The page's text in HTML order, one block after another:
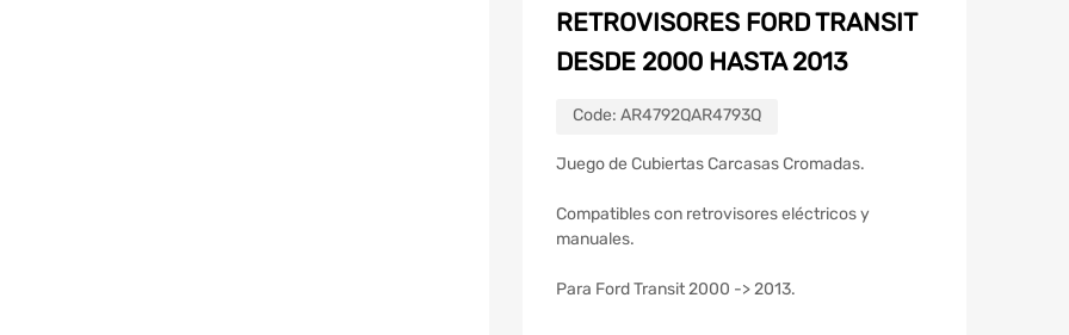
RETROVISORES FORD TRANSIT
DESDE 2000 HASTA 2013
Code: AR4792QAR4793Q
Juego de Cubiertas Carcasas Cromadas.
Compatibles con retrovisores eléctricos y
manuales.
Para Ford Transit 2000 -> 2013.